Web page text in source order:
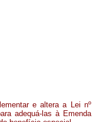
e altera a Lei nº
adequá-las à Emenda